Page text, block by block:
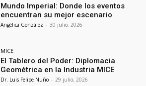
Mundo Imperial: Donde los eventos
encuentran su mejor escenario
Angélica González - 30 julio, 2026
MICE
El Tablero del Poder: Diplomacia
Geométrica en la Industria MICE
Dr. Luis Felipe Nuño - 29 julio, 2026